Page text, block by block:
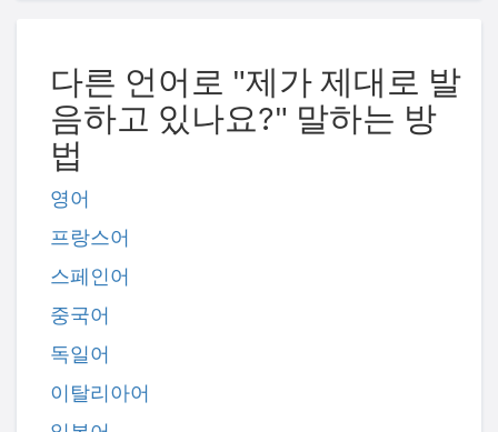
다른 언어로 "제가 제대로 발
음하고 있나요?" 말하는 방
법
영어
프랑스어
스페인어
중국어
독일어
이탈리아어